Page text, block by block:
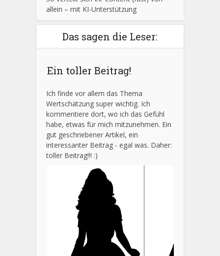
allein – mit KI-Unterstützung
Das sagen die Leser:
Ein toller Beitrag!
Ich finde vor allem das Thema
Wertschätzung super wichtig. Ich
kommentiere dort, wo ich das Gefühl
habe, etwas für mich mitzunehmen. Ein
gut geschriebener Artikel, ein
interessanter Beitrag - egal was. Daher:
toller Beitrag!!! :)